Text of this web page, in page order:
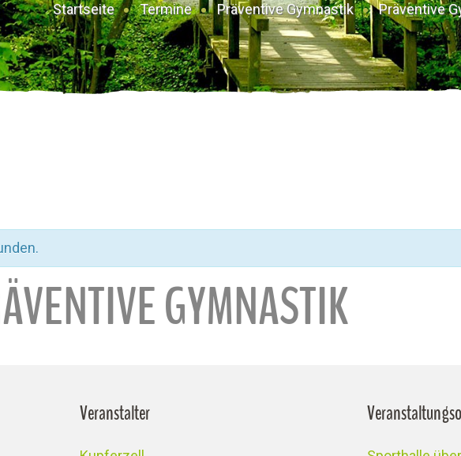
Startseite Termine Präventive Gymnastik Präventive
GYMNASTIK
Veranstalter